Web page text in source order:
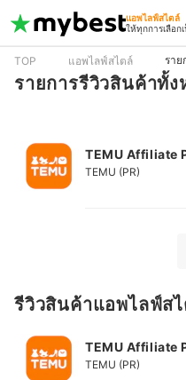
แอพไลฟ์สไตล์
ให้ทุกการเลือก
TOP แอพไลฟ์สไตล์ รา
รายการรีวิวสินค้าทั้
TEMU Affiliate
TEMU (PR)
รีวิวสินค้าแอพไลฟ์ส
TEMU Affiliate
TEMU (PR)